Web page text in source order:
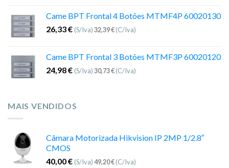
Came BPT Frontal 4 Botões MTMF4P 60020130
26,33€ (S/Iva)32,39€(C/Iva)
Came BPT Frontal 3 Botões MTMF3P 60020120
24,98€ (S/Iva)30,73€(C/Iva)
MAIS VENDIDOS
Câmara Motorizada Hikvision IP 2MP 1/2.8″
CMOS
40,00€ (S/Iva)49,20€(C/Iva)